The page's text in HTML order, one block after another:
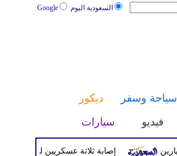
السعودية اليوم Google
سياحة وسفر
ديكور
فيديو سيارات
إصابة ثلاثة عسكريين لبنانيين أثناء